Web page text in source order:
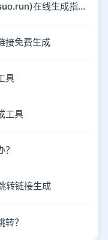
3分钟搞定防红链接！快缩短网址(suo.run)在线生成指南
接免费生成
具
工具
转链接生成
？